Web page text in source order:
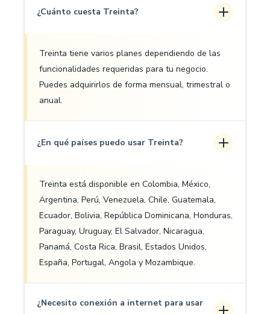
¿Cuánto cuesta Treinta?
Treinta tiene varios planes dependiendo de las
funcionalidades requeridas para tu negocio.
Puedes adquirirlos de forma mensual, trimestral o
anual.
¿En qué países puedo usar Treinta?
Treinta está disponible en Colombia, México,
Argentina, Perú, Venezuela, Chile, Guatemala,
Ecuador, Bolivia, República Dominicana, Honduras,
Paraguay, Uruguay, El Salvador, Nicaragua,
Panamá, Costa Rica, Brasil, Estados Unidos,
España, Portugal, Angola y Mozambique.
¿Necesito conexión a internet para usar